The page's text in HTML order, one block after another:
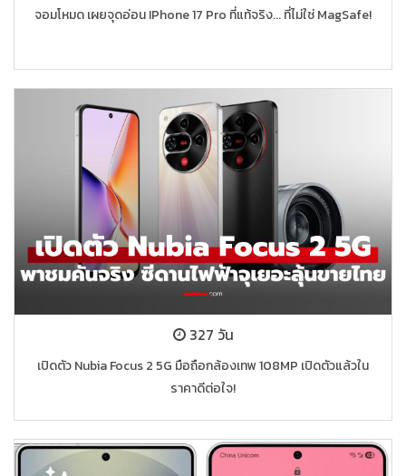
จอมโหมด เผยจุดอ่อน IPhone 17 Pro ที่แท้จริง... ที่ไม่ใช่ MagSafe!
327 วัน
เปิดตัว Nubia Focus 2 5G มือถือกล้องเทพ 108MP เปิดตัวแล้วใน
ราคาดีต่อใจ!